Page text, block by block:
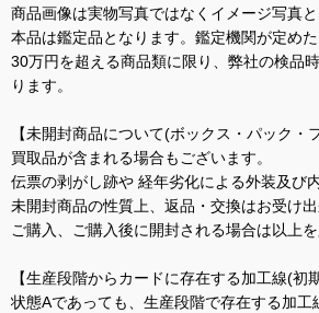
商品画像は実物写真ではなくイメージ写真
本品は鑑定品となります。鑑定機関が定め
30万円を超える商品類に限り、弊社の検品
ります。
【未開封商品について(ボックス・パック・
買取品が含まれる場合もございます。
伝票の剥がし跡や 経年劣化による外装及び
未開封商品の性質上、返品・交換はお受け出
ご購入、ご購入後に開封される場合は以上
【生産段階からカードに存在する加工線(初
状態Aであっても、生産段階で存在する加